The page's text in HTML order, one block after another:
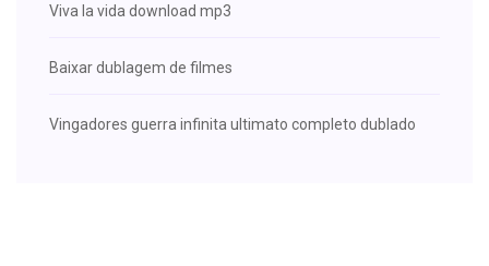
Viva la vida download mp3
Baixar dublagem de filmes
Vingadores guerra infinita ultimato completo dublado